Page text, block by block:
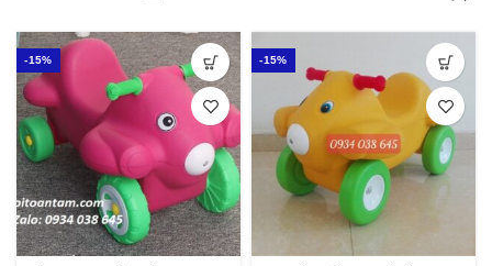
-15% -15%